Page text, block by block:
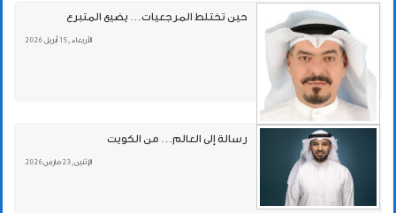
حين تختلط المرجعيات… يضيع المتبرع
الأربعاء , 15 أبريل 2026
رسالة إلى العالم… من الكويت
الإثنين , 23 مارس 2026